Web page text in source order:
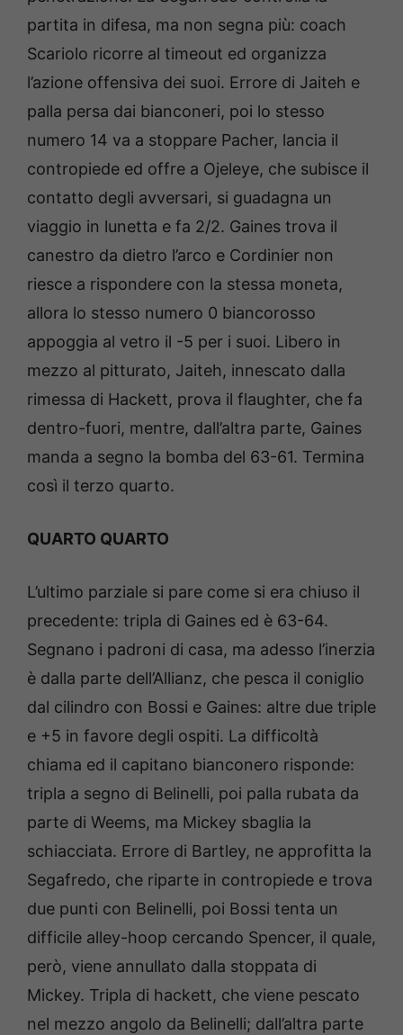
partita in difesa, ma non segna più: coach
Scariolo ricorre al timeout ed organizza
l’azione offensiva dei suoi. Errore di Jaiteh e
palla persa dai bianconeri, poi lo stesso
numero 14 va a stoppare Pacher, lancia il
contropiede ed offre a Ojeleye, che subisce il
contatto degli avversari, si guadagna un
viaggio in lunetta e fa 2/2. Gaines trova il
canestro da dietro l’arco e Cordinier non
riesce a rispondere con la stessa moneta,
allora lo stesso numero 0 biancorosso
appoggia al vetro il -5 per i suoi. Libero in
mezzo al pitturato, Jaiteh, innescato dalla
rimessa di Hackett, prova il flaughter, che fa
dentro-fuori, mentre, dall’altra parte, Gaines
manda a segno la bomba del 63-61. Termina
così il terzo quarto.
QUARTO QUARTO
L’ultimo parziale si pare come si era chiuso il
precedente: tripla di Gaines ed è 63-64.
Segnano i padroni di casa, ma adesso l’inerzia
è dalla parte dell’Allianz, che pesca il coniglio
dal cilindro con Bossi e Gaines: altre due triple
e +5 in favore degli ospiti. La difficoltà
chiama ed il capitano bianconero risponde:
tripla a segno di Belinelli, poi palla rubata da
parte di Weems, ma Mickey sbaglia la
schiacciata. Errore di Bartley, ne approfitta la
Segafredo, che riparte in contropiede e trova
due punti con Belinelli, poi Bossi tenta un
difficile alley-hoop cercando Spencer, il quale,
però, viene annullato dalla stoppata di
Mickey. Tripla di hackett, che viene pescato
nel mezzo angolo da Belinelli; dall’altra parte